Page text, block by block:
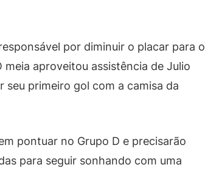
por diminuir o placar para o
aproveitou assistência de Julio
seu primeiro gol com a camisa da
pontuar no Grupo D e precisarão
para seguir sonhando com uma